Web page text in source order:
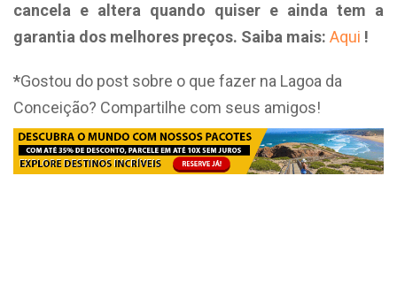
cancela e altera quando quiser e ainda tem a
garantia dos melhores preços. Saiba mais: Aqui !
*Gostou do post sobre o que fazer na Lagoa da
Conceição? Compartilhe com seus amigos!